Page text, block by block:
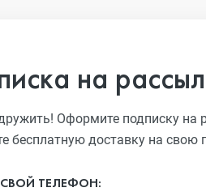
на
Оформите подписку на
бесплатную доставку на свою
СВОЙ ТЕЛЕФОН: